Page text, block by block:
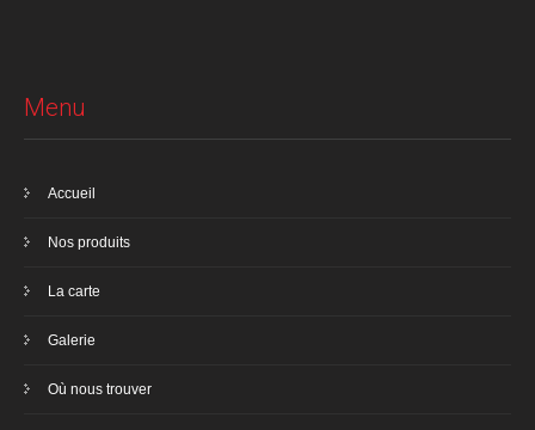
Menu
Accueil
Nos produits
La carte
Galerie
Où nous trouver